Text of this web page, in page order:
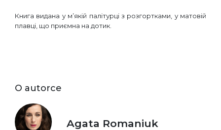
Книга видана у м’якій палітурці з розгортками, у матовій
плавці, що приємна на дотик.
O autorce
Agata Romaniuk